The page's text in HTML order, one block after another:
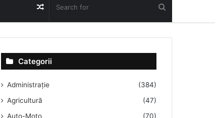
Random
Article
Categorii
Administrație
(384)
Agricultură
(47)
Auto-Moto
(70)